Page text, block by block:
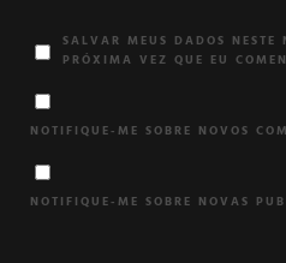
SALVAR MEUS DADOS NESTE
PRÓXIMA VEZ QUE EU
NOTIFIQUE-ME SOBRE NOVOS
NOTIFIQUE-ME SOBRE NOVAS